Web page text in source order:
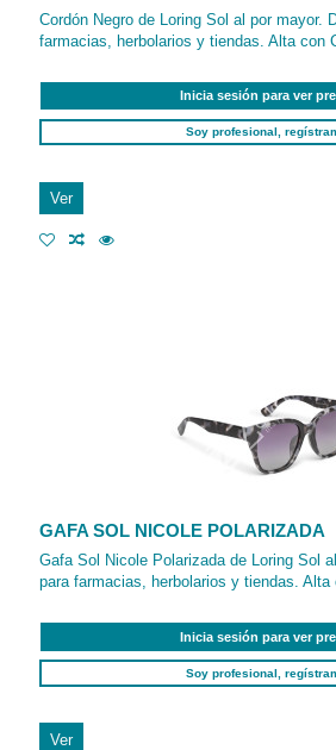
Cordón Negro de Loring Sol al por mayor.
farmacias, herbolarios y tiendas. Alta con
Inicia sesión para ver
Soy profesional,
Ver
GAFA SOL NICOLE POLARIZADA
Gafa Sol Nicole Polarizada de Loring Sol
para farmacias, herbolarios y tiendas. Alta
Inicia sesión para ver
Soy profesional,
Ver